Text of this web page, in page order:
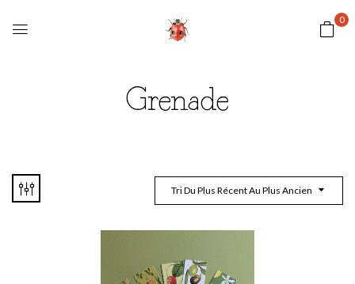
0
Grenade
Tri Du Plus Récent Au Plus Ancien